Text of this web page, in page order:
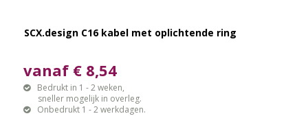
SCX.design C16 kabel met oplichtende ring
vanaf € 8,54
Bedrukt in 1 - 2 weken,
sneller mogelijk in overleg.
Onbedrukt 1 - 2 werkdagen.